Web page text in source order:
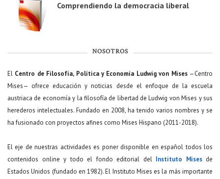
Comprendiendo la democracia liberal
NOSOTROS
El Centro de Filosofía, Política y Economía Ludwig von Mises—Centro
Mises— ofrece educación y noticias desde el enfoque de la escuela
austriaca de economía y la filosofía de libertad de Ludwig von Mises y sus
herederos intelectuales. Fundado en 2008, ha tenido varios nombres y se
ha fusionado con proyectos afines como Mises Hispano (2011-2018).
El eje de nuestras actividades es poner disponible en español todos los
contenidos online y todo el fondo editorial del Instituto Misesde
Estados Unidos (fundado en 1982). El Instituto Mises es la más importante